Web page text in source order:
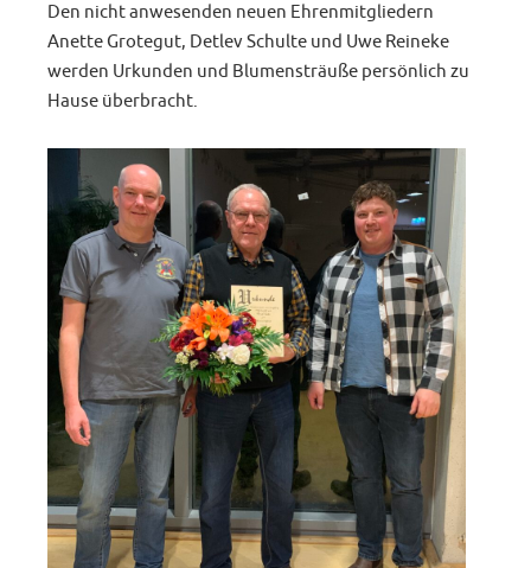
Den nicht anwesenden neuen Ehrenmitgliedern
Anette Grotegut, Detlev Schulte und Uwe Reineke
werden Urkunden und Blumensträuße persönlich zu
Hause überbracht.